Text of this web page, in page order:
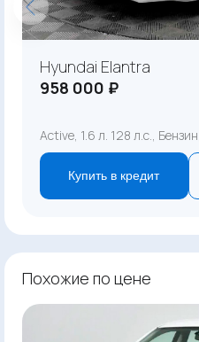
Hyundai Elantra
958 000 ₽
Active, 1.6 л. 128 л.с.,
Купить в кредит
Похожие по цене